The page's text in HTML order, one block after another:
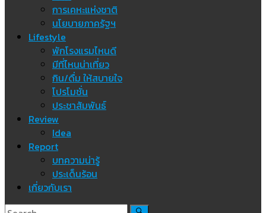
การเคหะแห่งชาติ
นโยบายภาครัฐฯ
Lifestyle
พักโรงแรมไหนดี
มีที่ไหนน่าเที่ยว
กิน/ดื่ม ให้สบายใจ
โปรโมชั่น
ประชาสัมพันธ์
Review
Idea
Report
บทความน่ารู้
ประเด็นร้อน
เกี่ยวกับเรา